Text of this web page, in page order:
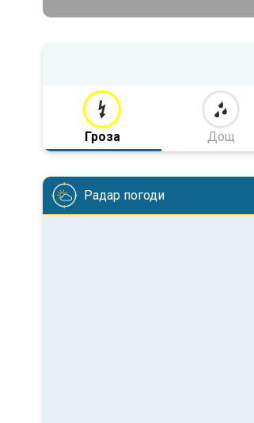
Гроза Дощ
Радар погоди